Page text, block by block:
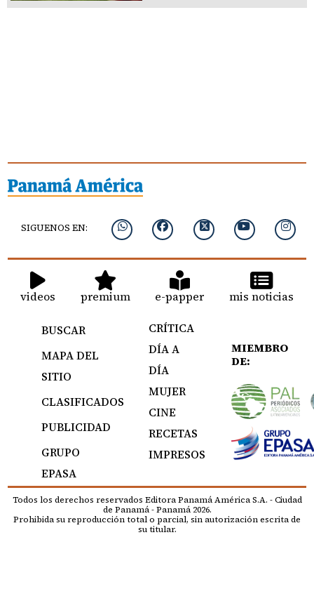
SIGUENOS EN:
videos premium e-papper mis noticias
BUSCAR
MAPA DEL
SITIO
CLASIFICADOS
PUBLICIDAD
GRUPO
EPASA
CRÍTICA
DÍA A
DÍA
MUJER
CINE
RECETAS
IMPRESOS
MIEMBRO
DE:
Todos los derechos reservados Editora Panamá América S.A. - Ciudad
de Panamá - Panamá 2026.
Prohibida su reproducción total o parcial, sin autorización escrita de
su titular.